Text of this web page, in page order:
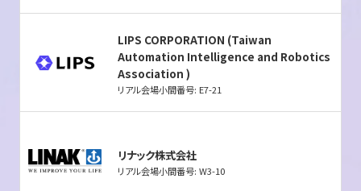
LIPS CORPORATION (Taiwan
Automation Intelligence and Robotics
Association )
リアル会場小間番号: E7-21
リナック株式会社
リアル会場小間番号: W3-10